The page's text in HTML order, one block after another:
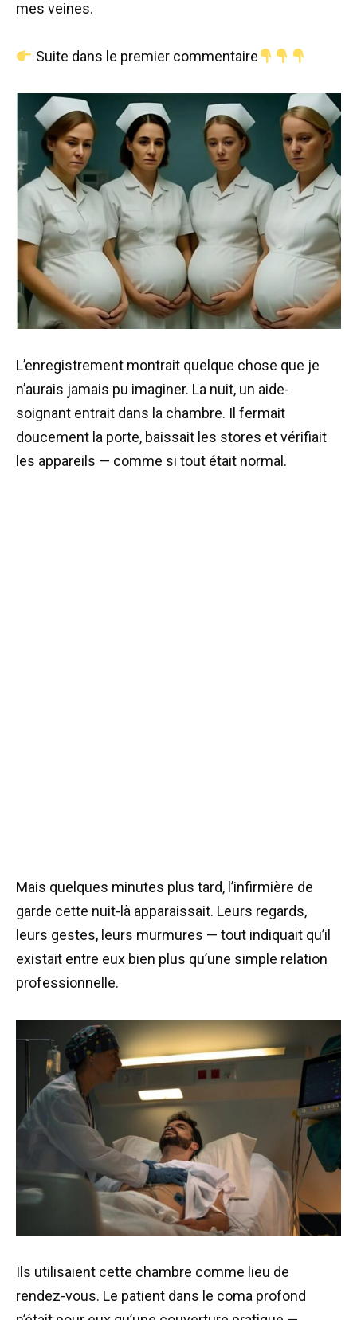
mes veines.
Suite dans le premier commentaire
L’enregistrement montrait quelque chose que je
n’aurais jamais pu imaginer. La nuit, un aide-
soignant entrait dans la chambre. Il fermait
doucement la porte, baissait les stores et vérifiait
les appareils — comme si tout était normal.
Mais quelques minutes plus tard, l’infirmière de
garde cette nuit-là apparaissait. Leurs regards,
leurs gestes, leurs murmures — tout indiquait qu’il
existait entre eux bien plus qu’une simple relation
professionnelle.
Ils utilisaient cette chambre comme lieu de
rendez-vous. Le patient dans le coma profond